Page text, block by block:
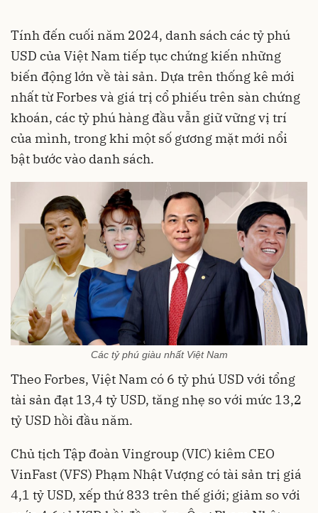
Tính đến cuối năm 2024, danh sách các tỷ phú
USD của Việt Nam tiếp tục chứng kiến những
biến động lớn về tài sản. Dựa trên thống kê mới
nhất từ Forbes và giá trị cổ phiếu trên sàn chứng
khoán, các tỷ phú hàng đầu vẫn giữ vững vị trí
của mình, trong khi một số gương mặt mới nổi
bật bước vào danh sách.
Các tỷ phú giàu nhất Việt Nam
Theo Forbes, Việt Nam có 6 tỷ phú USD với tổng
tài sản đạt 13,4 tỷ USD, tăng nhẹ so với mức 13,2
tỷ USD hồi đầu năm.
Chủ tịch Tập đoàn Vingroup (VIC) kiêm CEO
VinFast (VFS) Phạm Nhật Vượng có tài sản trị giá
4,1 tỷ USD, xếp thứ 833 trên thế giới; giảm so với